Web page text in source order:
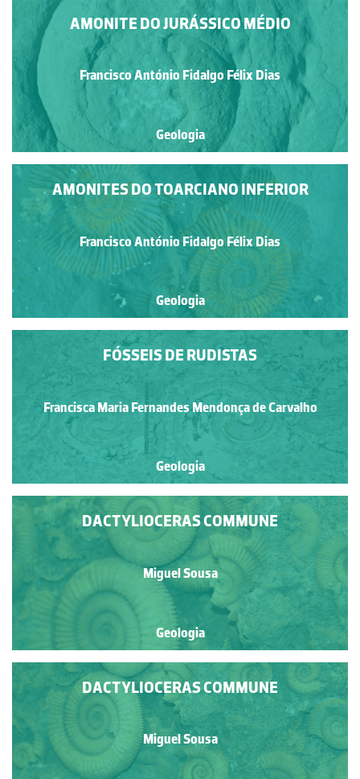
AMONITE DO JURÁSSICO MÉDIO
Francisco António Fidalgo Félix Dias
Geologia
AMONITES DO TOARCIANO INFERIOR
Francisco António Fidalgo Félix Dias
Geologia
FÓSSEIS DE RUDISTAS
Francisca Maria Fernandes Mendonça de Carvalho
Geologia
DACTYLIOCERAS COMMUNE
Miguel Sousa
Geologia
DACTYLIOCERAS COMMUNE
Miguel Sousa